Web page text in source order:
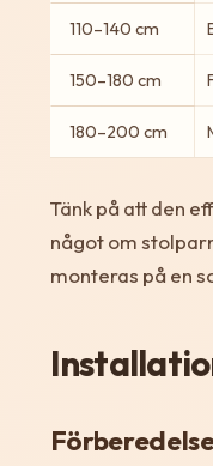
110–140 cm
150–180 cm
180–200 cm
Tänk på att den
något om
monteras på en